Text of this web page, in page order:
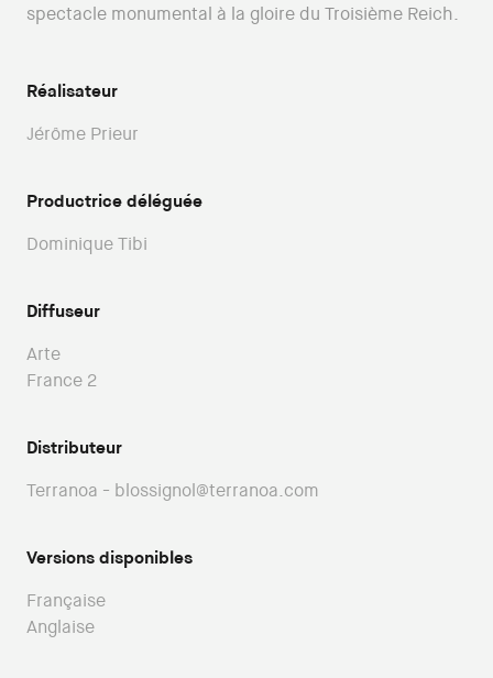
spectacle monumental à la gloire du Troisième Reich.
Réalisateur
Jérôme Prieur
Productrice déléguée
Dominique Tibi
Diffuseur
Arte
France 2
Distributeur
Terranoa - blossignol@terranoa.com
Versions disponibles
Française
Anglaise